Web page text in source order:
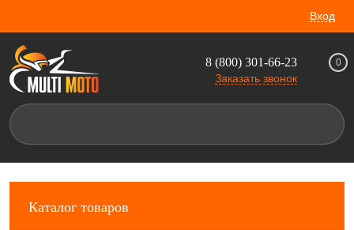
Вход
8 (800) 301-66-23
Заказать звонок
0
Каталог товаров